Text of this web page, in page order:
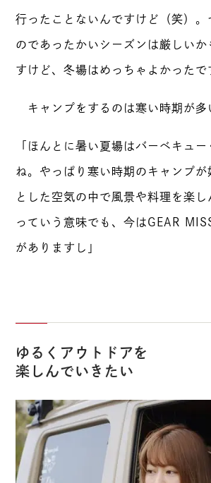
行ったことないんですけど（笑）。
のであったかいシーズンは厳しいか
すけど、冬場はめっちゃよかったで
キャンプをするのは寒い時期が多
「ほんとに暑い夏場はバーベキュ
ね。やっぱり寒い時期のキャンプが
とした空気の中で風景や料理を楽
っていう意味でも、今はGEAR
がありますし」
ゆるくアウトドアを
楽しんでいきたい